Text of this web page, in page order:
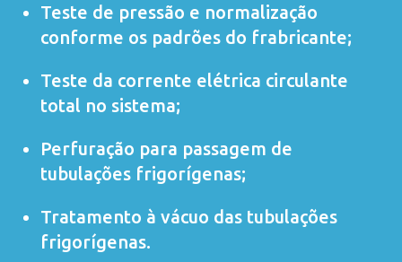
Teste de pressão e normalização
conforme os padrões do frabricante;
Teste da corrente elétrica circulante
total no sistema;
Perfuração para passagem de
tubulações frigorígenas;
Tratamento à vácuo das tubulações
frigorígenas.